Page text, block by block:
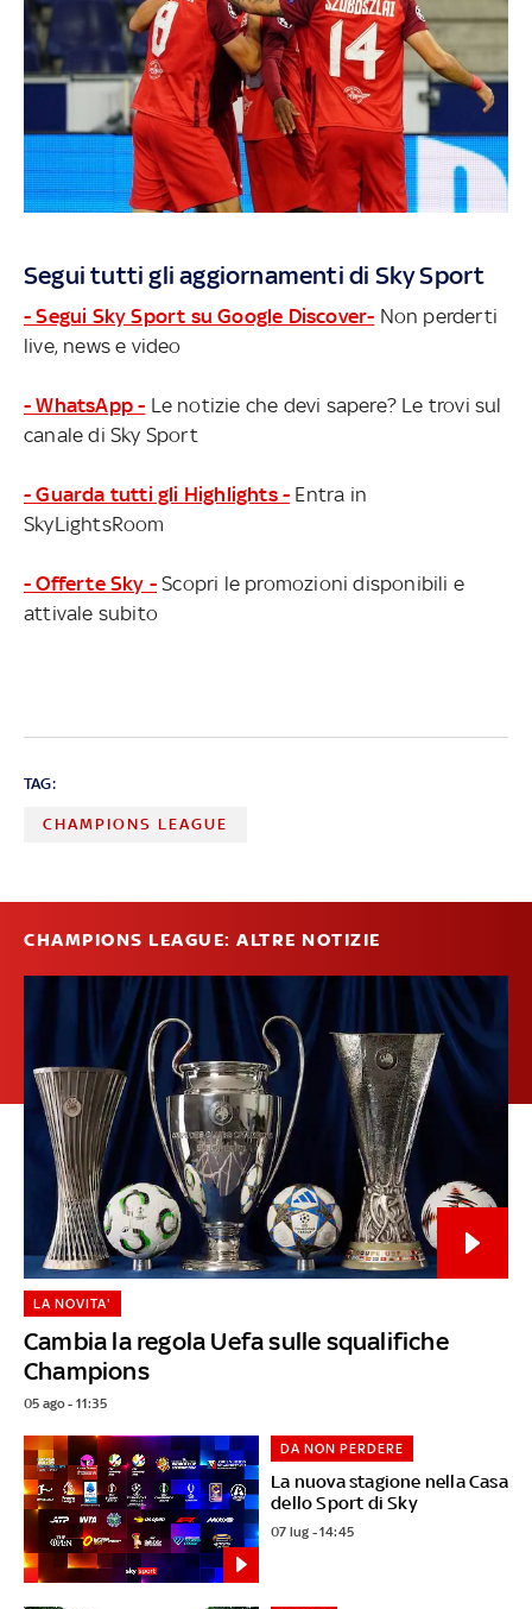
Segui tutti gli aggiornamenti di Sky Sport
- Segui Sky Sport su Google Discover- Non perderti
live, news e video
- WhatsApp - Le notizie che devi sapere? Le trovi sul
canale di Sky Sport
- Guarda tutti gli Highlights - Entra in
SkyLightsRoom
- Offerte Sky - Scopri le promozioni disponibili e
attivale subito
TAG:
CHAMPIONS LEAGUE
CHAMPIONS LEAGUE: ALTRE NOTIZIE
Cambia la regola Uefa sulle squalifiche
Champions
LA NOVITA'
05 ago - 11:35
La nuova stagione nella Casa
dello Sport di Sky
DA NON PERDERE
07 lug - 14:45